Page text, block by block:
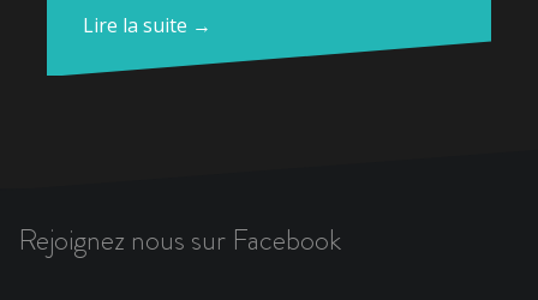
Lire la suite →
Rejoignez nous sur Facebook